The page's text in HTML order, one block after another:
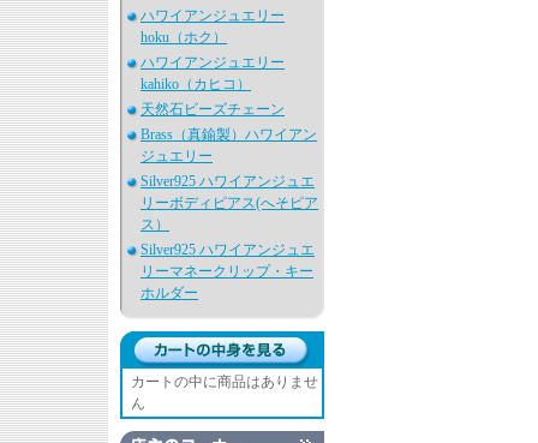
ハワイアンジュエリー
hoku（ホク）
ハワイアンジュエリー
kahiko（カヒコ）
天然石ビーズチェーン
Brass（真鍮製）ハワイアン
ジュエリー
Silver925 ハワイアンジュエ
リーボディピアス(へそピア
ス）
Silver925 ハワイアンジュエ
リーマネークリップ・キー
ホルダー
カートの中に商品はありませ
ん